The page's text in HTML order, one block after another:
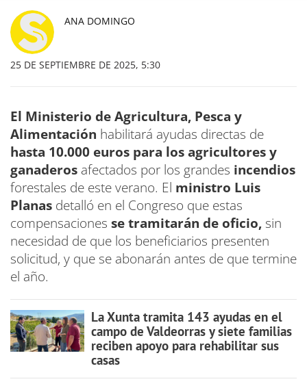
ANA DOMINGO
25 DE SEPTIEMBRE DE 2025, 5:30
El Ministerio de Agricultura, Pesca y
Alimentación habilitará ayudas directas de
hasta 10.000 euros para los agricultores y
ganaderos afectados por los grandes incendios
forestales de este verano. El ministro Luis
Planas detalló en el Congreso que estas
compensaciones se tramitarán de oficio, sin
necesidad de que los beneficiarios presenten
solicitud, y que se abonarán antes de que termine
el año.
La Xunta tramita 143 ayudas en el
campo de Valdeorras y siete familias
reciben apoyo para rehabilitar sus
casas